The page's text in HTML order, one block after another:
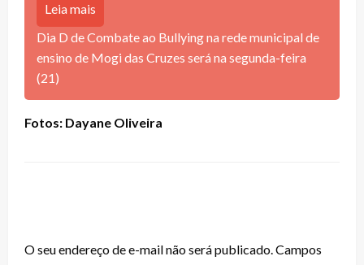
Leia mais
Dia D de Combate ao Bullying na rede municipal de
ensino de Mogi das Cruzes será na segunda-feira
(21)
Fotos: Dayane Oliveira
O seu endereço de e-mail não será publicado.Campos